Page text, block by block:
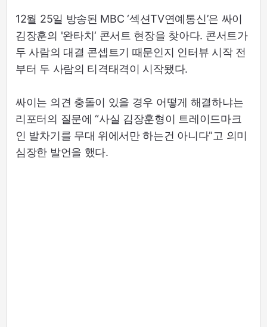
12월 25일 방송된 MBC ‘섹션TV연예통신’은 싸이
김장훈의 '완타치‘ 콘서트 현장을 찾아다. 콘서트가
두 사람의 대결 콘셉트기 때문인지 인터뷰 시작 전
부터 두 사람의 티격태격이 시작됐다.
싸이는 의견 충돌이 있을 경우 어떻게 해결하냐는
리포터의 질문에 “사실 김장훈형이 트레이드마크
인 발차기를 무대 위에서만 하는건 아니다”고 의미
심장한 발언을 했다.